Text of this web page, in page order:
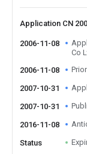
Application CN
2006-11-08
Co
2006-11-08
2007-10-31
2007-10-31
2016-11-08
Status